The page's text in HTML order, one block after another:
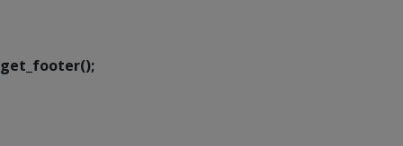
get_footer();